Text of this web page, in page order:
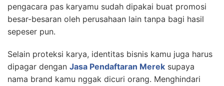
pengacara pas karyamu sudah dipakai buat promosi
besar-besaran oleh perusahaan lain tanpa bagi hasil
sepeser pun.
Selain proteksi karya, identitas bisnis kamu juga harus
dipagar dengan Jasa Pendaftaran Merek supaya
nama brand kamu nggak dicuri orang. Menghindari